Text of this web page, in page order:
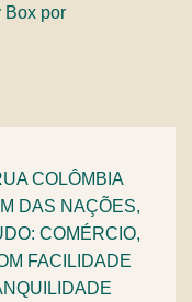
Box por
COLÔMBIA
DAS NAÇÕES,
COMÉRCIO,
FACILIDADE